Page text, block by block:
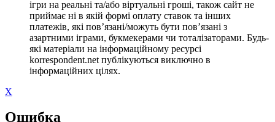
ігри на реальні та/або віртуальні гроші, також сайт не
приймає ні в якій формі оплату ставок та інших
платежів, які пов’язані/можуть бути пов’язані з
азартними іграми, букмекерами чи тоталізаторами. Будь-
які матеріали на інформаційному ресурсі
korrespondent.net публікуються виключно в
інформаційних цілях.
X
Ошибка